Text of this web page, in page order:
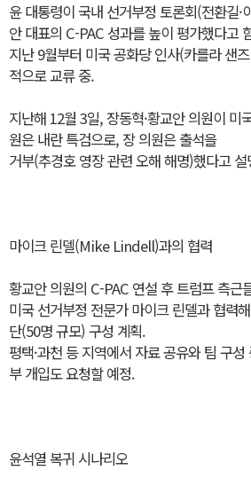
윤 대통령이 국내 선거부정 토론회(전환길·
안 대표의 C-PAC 성과를 높이 평가했다고
지난 9월부터 미국 공화당 인사(카를라 샌
적으로 교류 중.
지난해 12월 3일, 장동혁·황교안 의원이 미
원은 내란 특검으로, 장 의원은 출석을
거부(추경호 영장 관련 오해 해명)했다고 설
마이크 린델(Mike Lindell)과의 협력
황교안 의원의 C-PAC 연설 후 트럼프 측근
미국 선거부정 전문가 마이크 린델과 협력
단(50명 규모) 구성 계획.
평택·과천 등 지역에서 자료 공유와 팀 구
부 개입도 요청할 예정.
윤석열 복귀 시나리오